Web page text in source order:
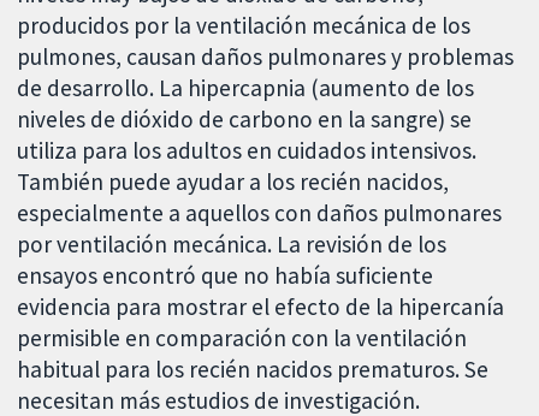
producidos por la ventilación mecánica de los
pulmones, causan daños pulmonares y problemas
de desarrollo. La hipercapnia (aumento de los
niveles de dióxido de carbono en la sangre) se
utiliza para los adultos en cuidados intensivos.
También puede ayudar a los recién nacidos,
especialmente a aquellos con daños pulmonares
por ventilación mecánica. La revisión de los
ensayos encontró que no había suficiente
evidencia para mostrar el efecto de la hipercanía
permisible en comparación con la ventilación
habitual para los recién nacidos prematuros. Se
necesitan más estudios de investigación.